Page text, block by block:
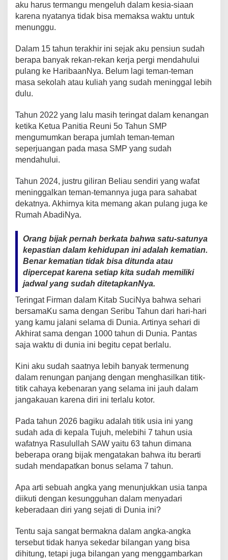
aku harus termangu mengeluh dalam kesia-siaan
karena nyatanya tidak bisa memaksa waktu untuk
menunggu.
Dalam 15 tahun terakhir ini sejak aku pensiun sudah
berapa banyak rekan-rekan kerja pergi mendahului
pulang ke HaribaanNya. Belum lagi teman-teman
masa sekolah atau kuliah yang sudah meninggal lebih
dulu.
Tahun 2022 yang lalu masih teringat dalam kenangan
ketika Ketua Panitia Reuni 5o Tahun SMP
mengumumkan berapa jumlah teman-teman
seperjuangan pada masa SMP yang sudah
mendahului.
Tahun 2024, justru giliran Beliau sendiri yang wafat
meninggalkan teman-temannya juga para sahabat
dekatnya. Akhirnya kita memang akan pulang juga ke
Rumah AbadiNya.
Orang bijak pernah berkata bahwa satu-satunya
kepastian dalam kehidupan ini adalah kematian.
Benar kematian tidak bisa ditunda atau
dipercepat karena setiap kita sudah memiliki
jadwal yang sudah ditetapkanNya.
Teringat Firman dalam Kitab SuciNya bahwa sehari
bersamaKu sama dengan Seribu Tahun dari hari-hari
yang kamu jalani selama di Dunia. Artinya sehari di
Akhirat sama dengan 1000 tahun di Dunia. Pantas
saja waktu di dunia ini begitu cepat berlalu.
Kini aku sudah saatnya lebih banyak termenung
dalam renungan panjang dengan menghasilkan titik-
titik cahaya kebenaran yang selama ini jauh dalam
jangakauan karena diri ini terlalu kotor.
Pada tahun 2026 bagiku adalah titik usia ini yang
sudah ada di kepala Tujuh, melebihi 7 tahun usia
wafatnya Rasulullah SAW yaitu 63 tahun dimana
beberapa orang bijak mengatakan bahwa itu berarti
sudah mendapatkan bonus selama 7 tahun.
Apa arti sebuah angka yang menunjukkan usia tanpa
diikuti dengan kesungguhan dalam menyadari
keberadaan diri yang sejati di Dunia ini?
Tentu saja sangat bermakna dalam angka-angka
tersebut tidak hanya sekedar bilangan yang bisa
dihitung, tetapi juga bilangan yang menggambarkan